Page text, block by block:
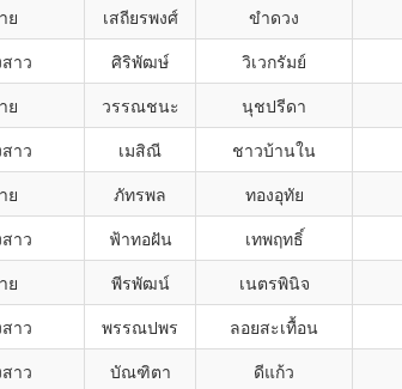
ย เสถียรพงศ์ ขำดวง
าว ศิริพัฒษ์ วิเวกรัมย์
ย วรรณชนะ นุชปรีดา
าว เมสิณี ชาวบ้านใน
ย ภัทรพล ทองอุทัย
าว ฟ้าทอฝัน เทพฤทธิ์
ย พีรพัฒน์ เนตรพินิจ
าว พรรณปพร ลอยสะเทื้อน
าว บัณฑิตา ดีแก้ว